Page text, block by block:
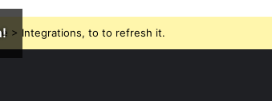
> Integrations, to to refresh it.